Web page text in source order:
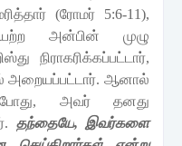
(ரோமர் 5:6-11),
அன்பின்
முழு
நிராகரிக்கப்பட்டார்,
அறையப்பட்டார். ஆனால்
, அவர்
தனது
. தந்தையே, இவர்களை